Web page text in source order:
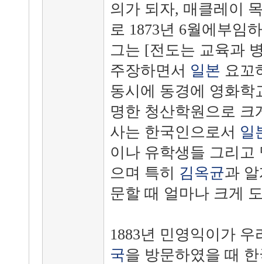
의가 되자, 매클레이
로 1873년 6월에부임
그는 [전도는 교육과
주장하면서 일본 요꼬
동시에 동경에 영화학
명한 청산학원으로 크
사는 한국인으로서 일
이나 유학생들 그리고
으며 특히 김옥균과
문할 때 얼마나 크게
1883년 민영익이가
국을 방문하였을 때